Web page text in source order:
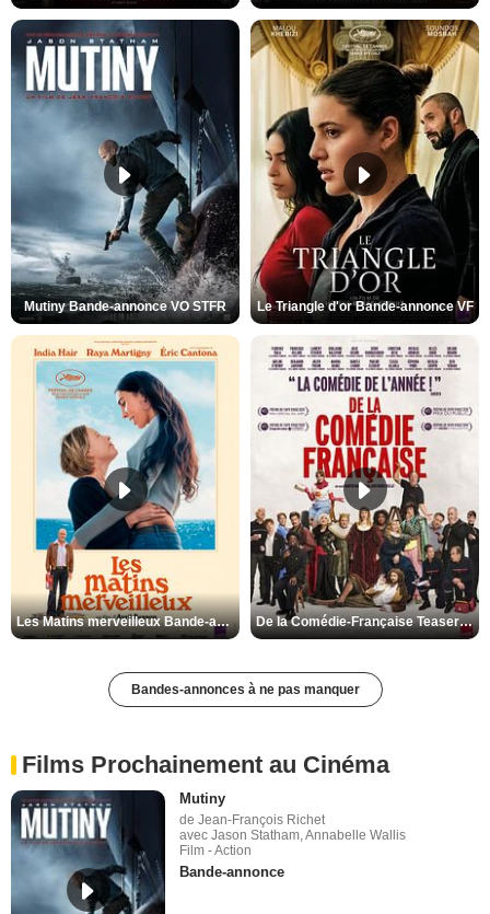
Mutiny Bande-annonce VO STFR Le Triangle d'or Bande-annonce VF
Les Matins merveilleux Bande-annonce VF De la Comédie-Française Teaser VF
Bandes-annonces à ne pas manquer
Films Prochainement au Cinéma
Mutiny
de Jean-François Richet
avec Jason Statham, Annabelle Wallis
Film - Action
Bande-annonce